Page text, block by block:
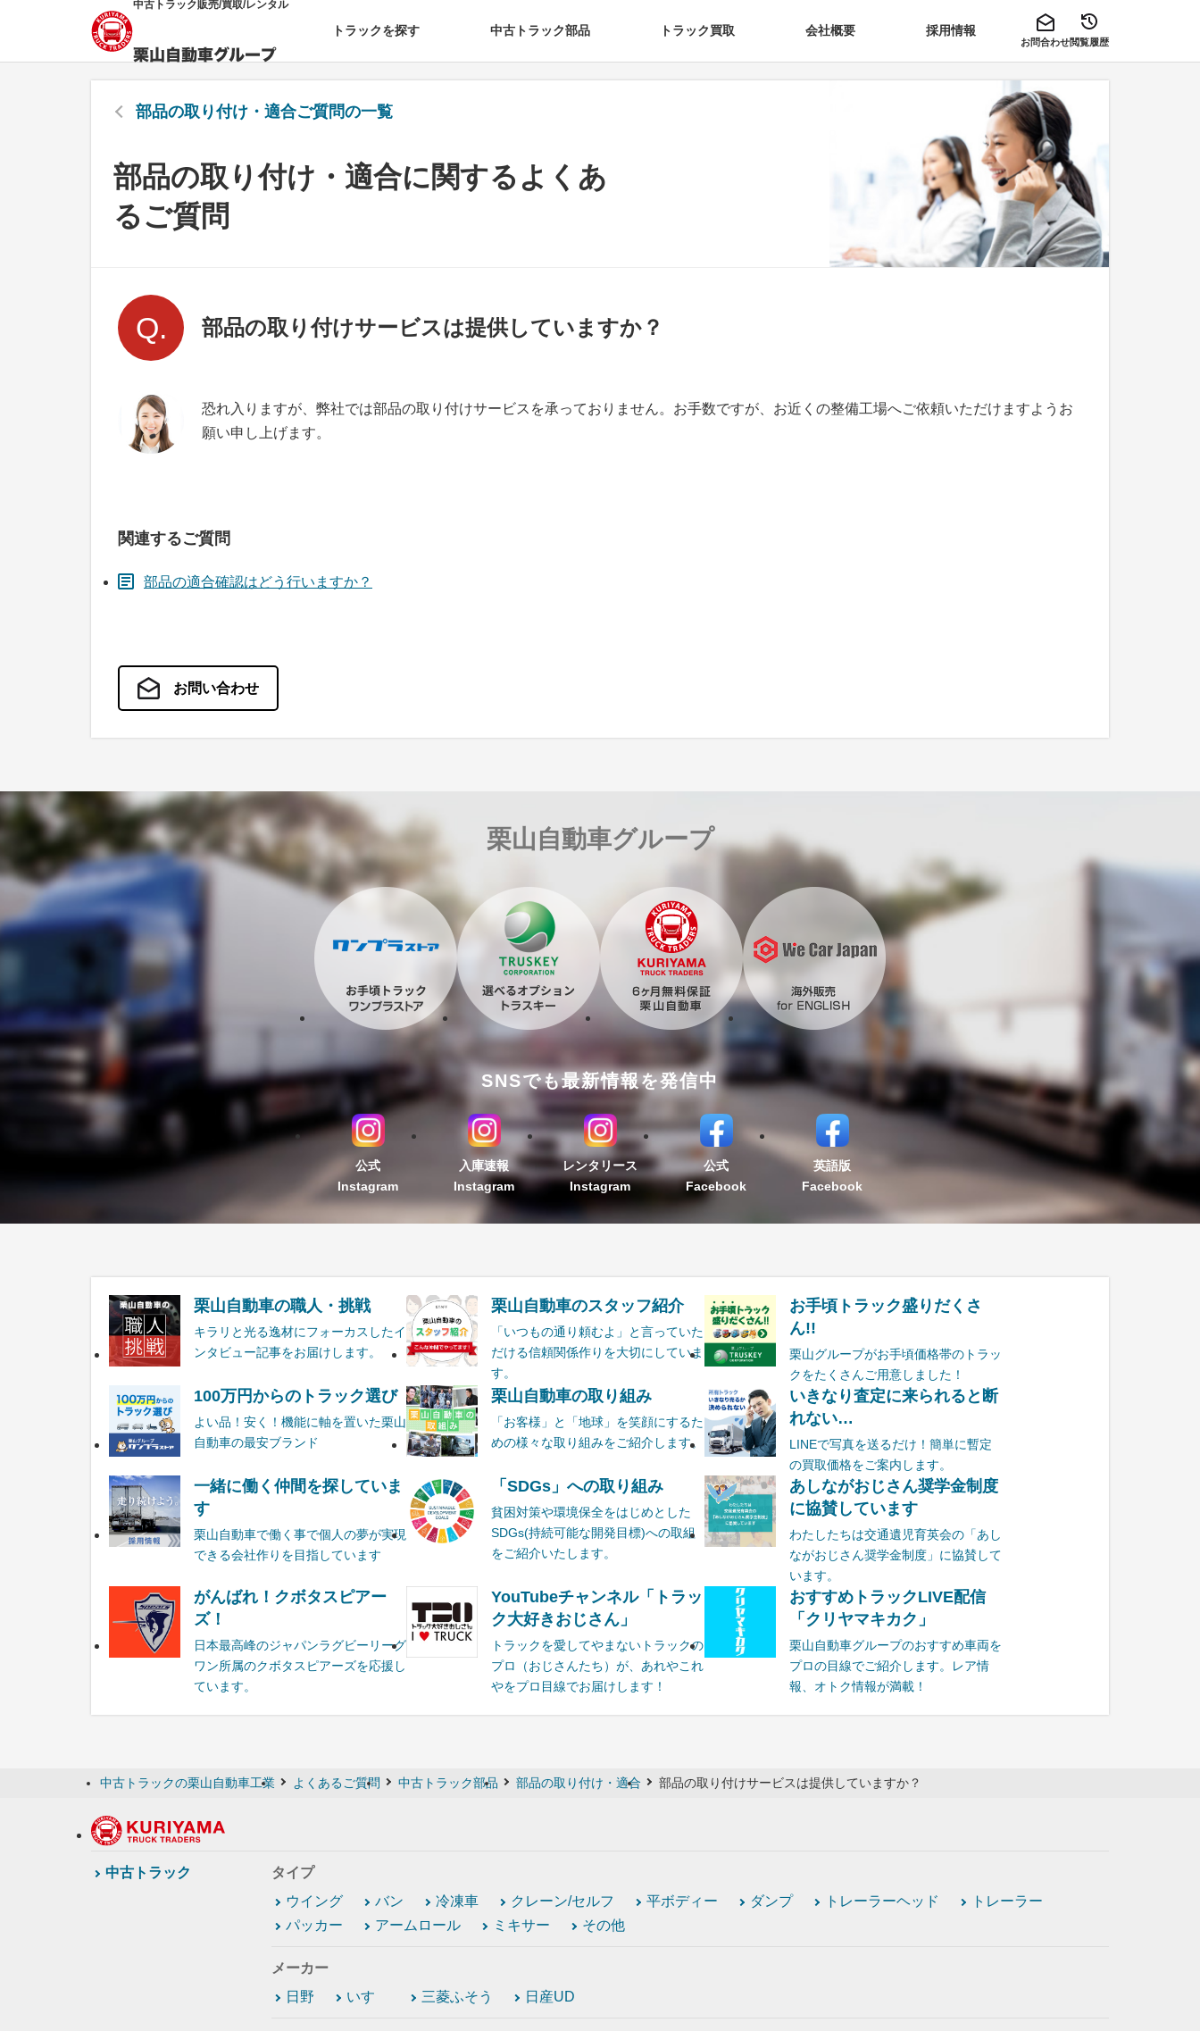
中古トラック販売/買取/レンタル
トラックを探す 中古トラック部品 トラック買取 会社概要 採用情報
お問合わせ閲覧履歴
部品の取り付け・適合ご質問の一覧
部品の取り付け・適合に関するよくあ
るご質問
部品の取り付けサービスは提供していますか？
恐れ入りますが、弊社では部品の取り付けサービスを承っておりません。お手数ですが、お近くの整備工場へご依頼いただけますようお
願い申し上げます。
関連するご質問
部品の適合確認はどう行いますか？
お問い合わせ
栗山自動車グループ
SNSでも最新情報を発信中
公式
Instagram
入庫速報
Instagram
レンタリース
Instagram
公式
Facebook
英語版
Facebook
栗山自動車の職人・挑戦
キラリと光る逸材にフォーカスしたイ
ンタビュー記事をお届けします。
栗山自動車のスタッフ紹介
「いつもの通り頼むよ」と言っていた
だける信頼関係作りを大切にしていま
す。
お手頃トラック盛りだくさ
ん!!
栗山グループがお手頃価格帯のトラッ
クをたくさんご用意しました！
100万円からのトラック選び
よい品！安く！機能に軸を置いた栗山
自動車の最安ブランド
栗山自動車の取り組み
「お客様」と「地球」を笑顔にするた
めの様々な取り組みをご紹介します。
いきなり査定に来られると断
れない…
LINEで写真を送るだけ！簡単に暫定
の買取価格をご案内します。
一緒に働く仲間を探していま
す
栗山自動車で働く事で個人の夢が実現
できる会社作りを目指しています
「SDGs」への取り組み
貧困対策や環境保全をはじめとした
SDGs(持続可能な開発目標)への取組
をご紹介いたします。
あしながおじさん奨学金制度
に協賛しています
わたしたちは交通遺児育英会の「あし
ながおじさん奨学金制度」に協賛して
います。
がんばれ！クボタスピアー
ズ！
日本最高峰のジャパンラグビーリーグ
ワン所属のクボタスピアーズを応援し
ています。
YouTubeチャンネル「トラッ
ク大好きおじさん」
トラックを愛してやまないトラックの
プロ（おじさんたち）が、あれやこれ
やをプロ目線でお届けします！
おすすめトラックLIVE配信
「クリヤマキカク」
栗山自動車グループのおすすめ車両を
プロの目線でご紹介します。レア情
報、オトク情報が満載！
中古トラックの栗山自動車工業 よくあるご質問 中古トラック部品 部品の取り付け・適合 部品の取り付けサービスは提供していますか？
中古トラック
タイプ
ウイング
バン 冷凍車 クレーン/セルフ 平ボディー ダンプ トレーラーヘッド
トレーラー
パッカー
アームロール ミキサー その他
メーカー
日野
いすゞ 三菱ふそう 日産UD